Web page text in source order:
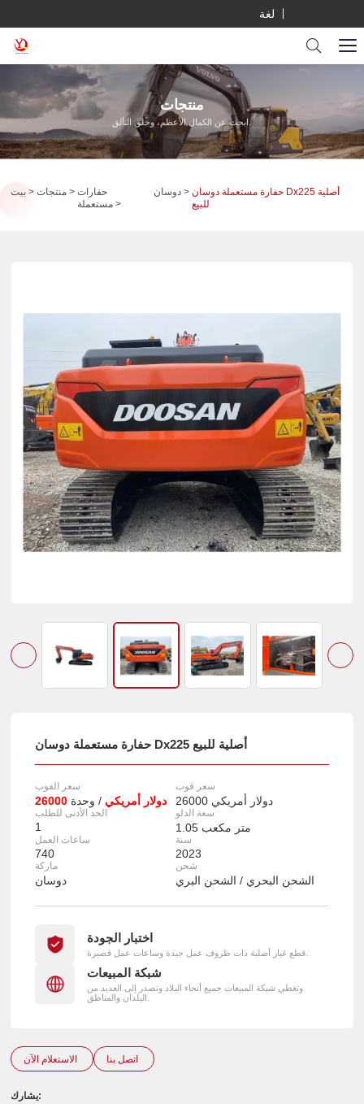
لغة
منتجات
ابحث عن الكمال الأعظم، وخلق التألق.
بيت منتجات
حفارات
مستعملة
دوسان
حفارة مستعملة دوسان Dx225 أصلية
للبيع
حفارة مستعملة دوسان Dx225 أصلية للبيع
سعر الفوب
26000 دولار أمريكي / وحدة
سعر فوب
26000 دولار أمريكي
الحد الأدنى للطلب
1
سعة الدلو
1.05 متر مكعب
ساعات العمل
740
سنة
2023
ماركة
دوسان
شحن
الشحن البحري / الشحن البري
اختبار الجودة
شبكة المبيعات
وتغطي شبكة المبيعات جميع أنحاء البلاد وتصدر إلى العديد من
الاستعلام الآن اتصل بنا
يشارك: